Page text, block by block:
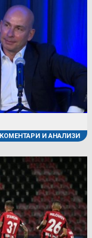
КОМЕНТАРИ И АНАЛИЗИ